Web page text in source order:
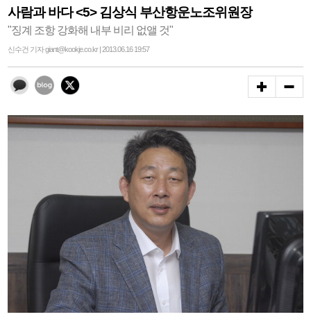
사람과 바다 <5> 김상식 부산항운노조위원장
"징계 조항 강화해 내부 비리 없앨 것"
신수건 기자 giant@kookje.co.kr | 2013.06.16 19:57